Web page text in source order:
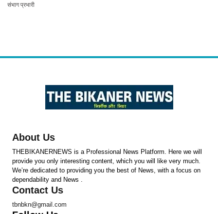
संभाग प्रभारी
About Us
THEBIKANERNEWS is a Professional News Platform. Here we will
provide you only interesting content, which you will like very much.
We’re dedicated to providing you the best of News, with a focus on
dependability and News .
Contact Us
tbnbkn@gmail.com